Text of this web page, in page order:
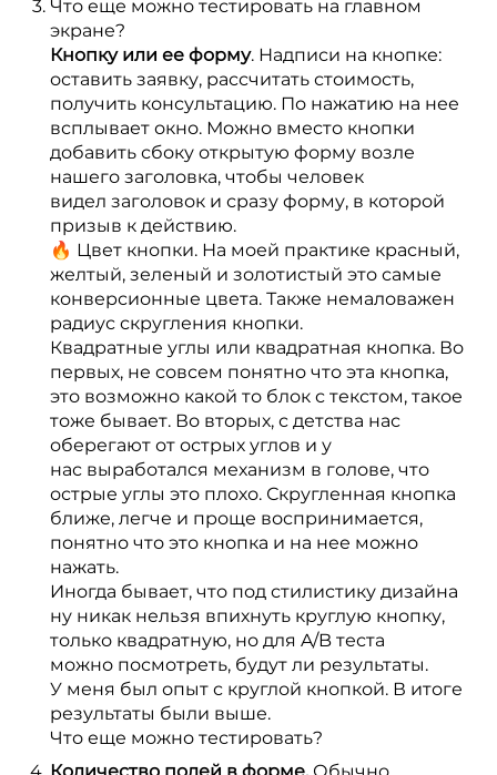
Что еще можно тестировать на главном
экране?
Кнопку или ее форму. Надписи на кнопке:
оставить заявку, рассчитать стоимость,
получить консультацию. По нажатию на нее
всплывает окно. Можно вместо кнопки
добавить сбоку открытую форму возле
нашего заголовка, чтобы человек
видел заголовок и сразу форму, в которой
призыв к действию.
🔥 Цвет кнопки. На моей практике красный,
желтый, зеленый и золотистый это самые
конверсионные цвета. Также немаловажен
радиус скругления кнопки.
Квадратные углы или квадратная кнопка. Во
первых, не совсем понятно что эта кнопка,
это возможно какой то блок с текстом, такое
тоже бывает. Во вторых, с детства нас
оберегают от острых углов и у
нас выработался механизм в голове, что
острые углы это плохо. Скругленная кнопка
ближе, легче и проще воспринимается,
понятно что это кнопка и на нее можно
нажать.
Иногда бывает, что под стилистику дизайна
ну никак нельзя впихнуть круглую кнопку,
только квадратную, но для A/B теста
можно посмотреть, будут ли результаты.
У меня был опыт с круглой кнопкой. В итоге
результаты были выше.
Что еще можно тестировать?